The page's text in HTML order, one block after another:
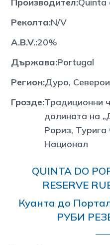
Реколта:N/V
A.B.V.:20%
Държава:Portugal
Регион:Дуро,
Грозде:Традиционни
долината на
Рориз,
Национал
QUINTA DO
RESERVE
Куанта до
РУБИ